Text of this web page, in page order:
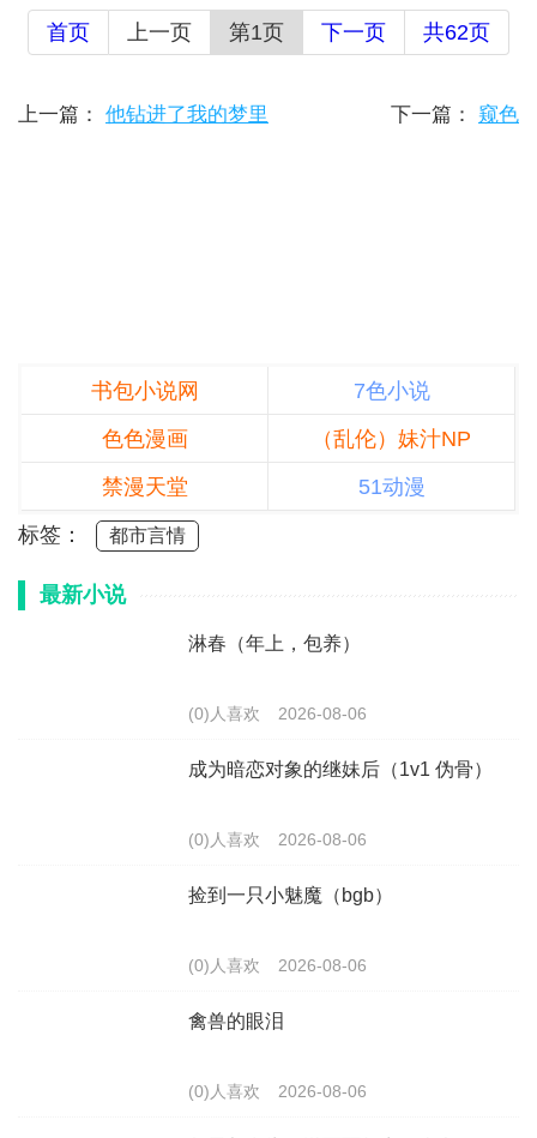
首页 上一页 第1页 下一页 共62页
上一篇： 他钻进了我的梦里 下一篇： 窥色
书包小说网
7色小说
色色漫画
（乱伦）妹汁NP
禁漫天堂
51动漫
标签：
都市言情
最新小说
淋春（年上，包养）
(0)人喜欢 2026-08-06
成为暗恋对象的继妹后（1v1 伪骨）
(0)人喜欢 2026-08-06
捡到一只小魅魔（bgb）
(0)人喜欢 2026-08-06
禽兽的眼泪
(0)人喜欢 2026-08-06